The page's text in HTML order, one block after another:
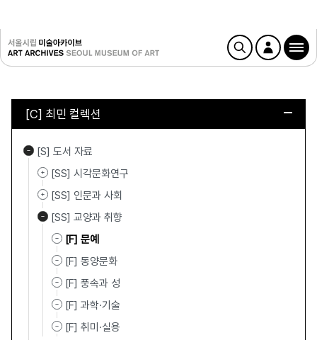
[C] 최민 컬렉션
[S] 도서 자료
[SS] 시각문화연구
[SS] 인문과 사회
[SS] 교양과 취향
[F] 문예
[F] 동양문화
[F] 풍속과 성
[F] 과학·기술
[F] 취미·실용